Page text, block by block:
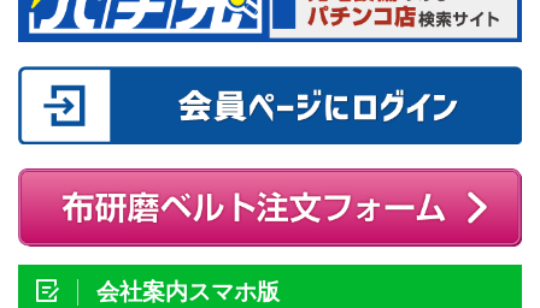
会社案内スマホ版